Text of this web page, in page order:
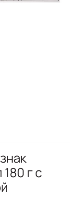
г с